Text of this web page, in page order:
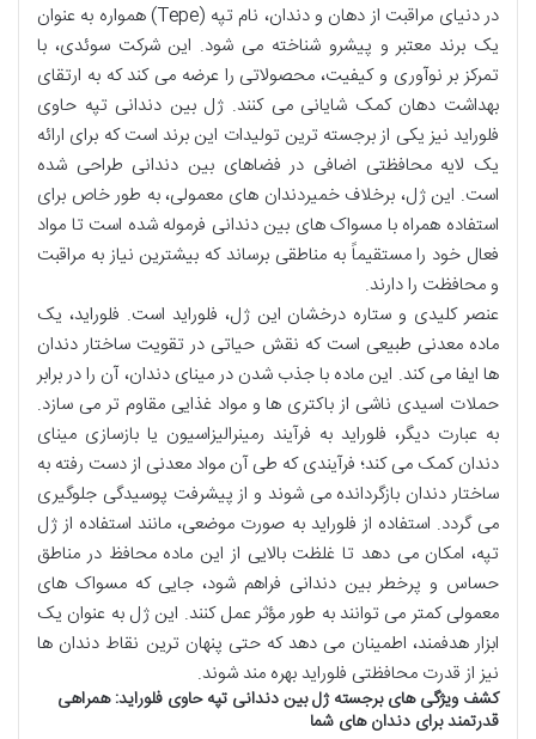
در دنیای مراقبت از دهان و دندان، نام تپه (Tepe) همواره به عنوان
یک برند معتبر و پیشرو شناخته می شود. این شرکت سوئدی، با
تمرکز بر نوآوری و کیفیت، محصولاتی را عرضه می کند که به ارتقای
بهداشت دهان کمک شایانی می کنند. ژل بین دندانی تپه حاوی
فلوراید نیز یکی از برجسته ترین تولیدات این برند است که برای ارائه
یک لایه محافظتی اضافی در فضاهای بین دندانی طراحی شده
است. این ژل، برخلاف خمیردندان های معمولی، به طور خاص برای
استفاده همراه با مسواک های بین دندانی فرموله شده است تا مواد
فعال خود را مستقیماً به مناطقی برساند که بیشترین نیاز به مراقبت
و محافظت را دارند.
عنصر کلیدی و ستاره درخشان این ژل، فلوراید است. فلوراید، یک
ماده معدنی طبیعی است که نقش حیاتی در تقویت ساختار دندان
ها ایفا می کند. این ماده با جذب شدن در مینای دندان، آن را در برابر
حملات اسیدی ناشی از باکتری ها و مواد غذایی مقاوم تر می سازد.
به عبارت دیگر، فلوراید به فرآیند رمینرالیزاسیون یا بازسازی مینای
دندان کمک می کند؛ فرآیندی که طی آن مواد معدنی از دست رفته به
ساختار دندان بازگردانده می شوند و از پیشرفت پوسیدگی جلوگیری
می گردد. استفاده از فلوراید به صورت موضعی، مانند استفاده از ژل
تپه، امکان می دهد تا غلظت بالایی از این ماده محافظ در مناطق
حساس و پرخطر بین دندانی فراهم شود، جایی که مسواک های
معمولی کمتر می توانند به طور مؤثر عمل کنند. این ژل به عنوان یک
ابزار هدفمند، اطمینان می دهد که حتی پنهان ترین نقاط دندان ها
نیز از قدرت محافظتی فلوراید بهره مند شوند.
کشف ویژگی های برجسته ژل بین دندانی تپه حاوی فلوراید: همراهی
قدرتمند برای دندان های شما